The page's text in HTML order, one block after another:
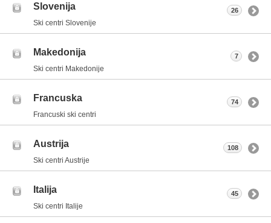
Slovenija
Ski centri Slovenije
26
Makedonija
Ski centri Makedonije
7
Francuska
Francuski ski centri
74
Austrija
Ski centri Austrije
108
Italija
Ski centri Italije
45